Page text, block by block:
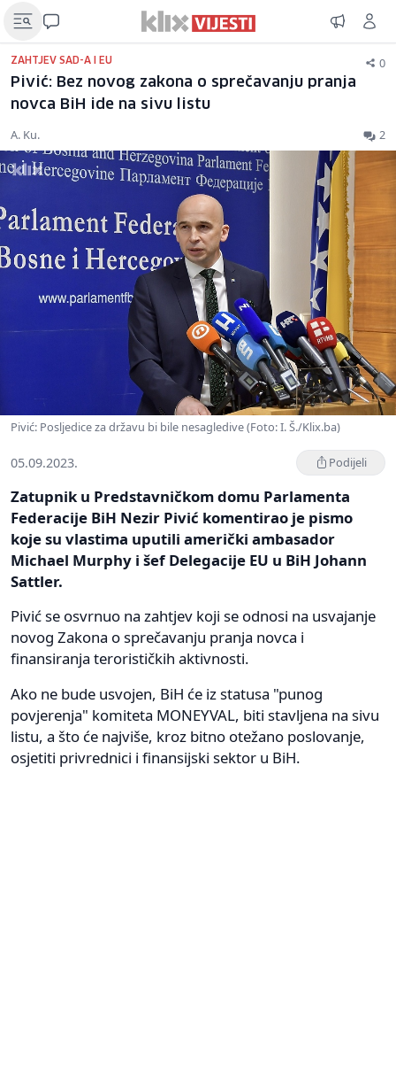
ZAHTJEV SAD-A I EU 0
Pivić: Bez novog zakona o sprečavanju pranja
novca BiH ide na sivu listu
A. Ku. 2
Pivić: Posljedice za državu bi bile nesagledive (Foto: I. Š./Klix.ba)
05.09.2023. Podijeli
Zatupnik u Predstavničkom domu Parlamenta
Federacije BiH Nezir Pivić komentirao je pismo
koje su vlastima uputili američki ambasador
Michael Murphy i šef Delegacije EU u BiH Johann
Sattler.
Pivić se osvrnuo na zahtjev koji se odnosi na usvajanje
novog Zakona o sprečavanju pranja novca i
finansiranja terorističkih aktivnosti.
Ako ne bude usvojen, BiH će iz statusa "punog
povjerenja" komiteta MONEYVAL, biti stavljena na sivu
listu, a što će najviše, kroz bitno otežano poslovanje,
osjetiti privrednici i finansijski sektor u BiH.